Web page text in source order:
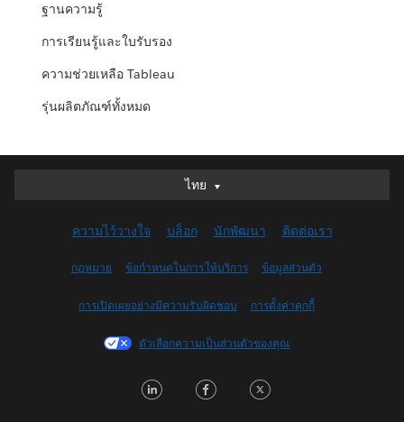
ฐานความรู้
การเรียนรู้และใบรับรอง
ความช่วยเหลือ Tableau
รุ่นผลิตภัณฑ์ทั้งหมด
ไทย
ไทย
English (UK)
English (US)
Français (Canada)
Français (France)
日本語
ความไว้วางใจ บล็อก นักพัฒนา ติดต่อเรา
กฎหมาย ข้อกำหนดในการให้บริการ ข้อมูลส่วนตัว
การเปิดเผยอย่างมีความรับผิดชอบ การตั้งค่าคุกกี้
ตัวเลือกความเป็นส่วนตัวของคุณ
LinkedInFacebook